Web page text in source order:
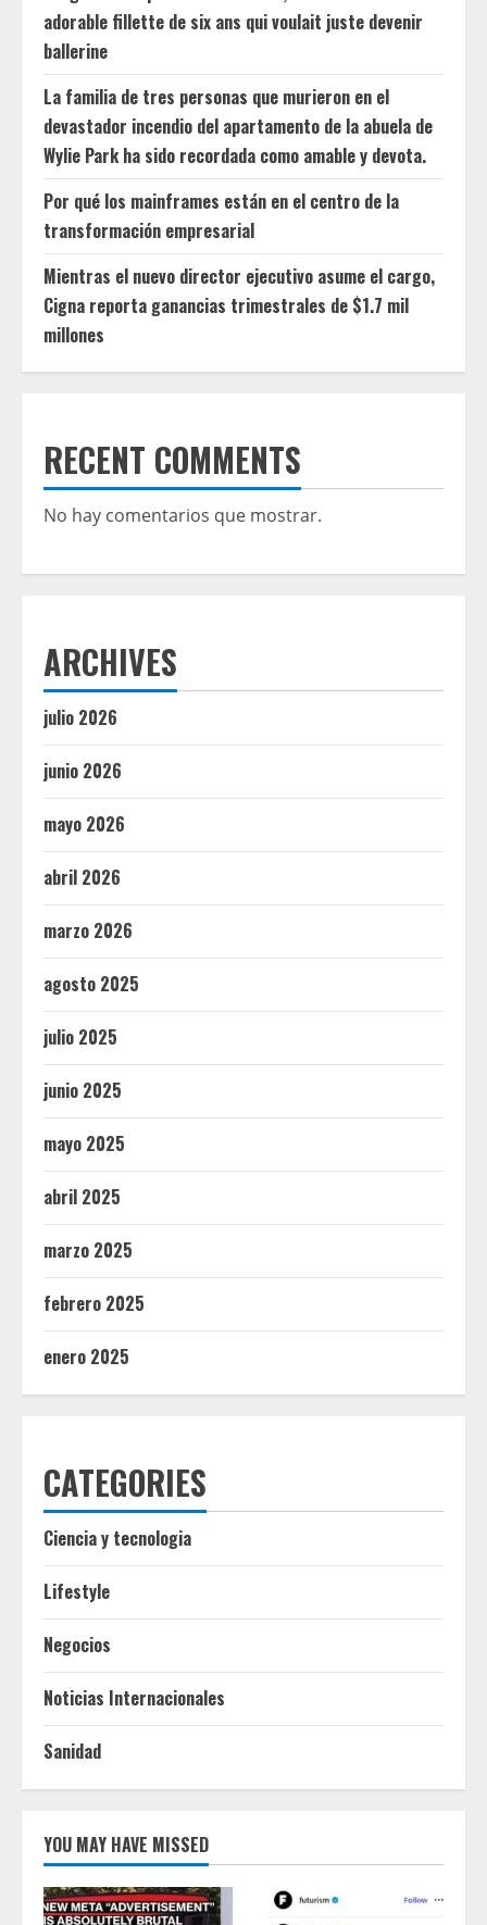
adorable fillette de six ans qui voulait juste devenir
ballerine
La familia de tres personas que murieron en el
devastador incendio del apartamento de la abuela de
Wylie Park ha sido recordada como amable y devota.
Por qué los mainframes están en el centro de la
transformación empresarial
Mientras el nuevo director ejecutivo asume el cargo,
Cigna reporta ganancias trimestrales de $1.7 mil
millones
RECENT COMMENTS
No hay comentarios que mostrar.
ARCHIVES
julio 2026
junio 2026
mayo 2026
abril 2026
marzo 2026
agosto 2025
julio 2025
junio 2025
mayo 2025
abril 2025
marzo 2025
febrero 2025
enero 2025
CATEGORIES
Ciencia y tecnologia
Lifestyle
Negocios
Noticias Internacionales
Sanidad
YOU MAY HAVE MISSED